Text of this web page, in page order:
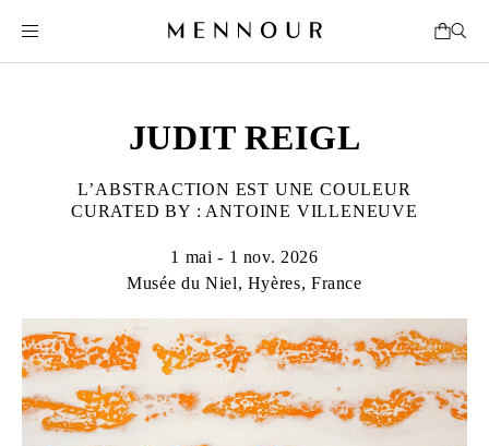
JUDIT REIGL
L’ABSTRACTION EST UNE COULEUR
CURATED BY : ANTOINE VILLENEUVE
1 mai - 1 nov. 2026
Musée du Niel, Hyères, France